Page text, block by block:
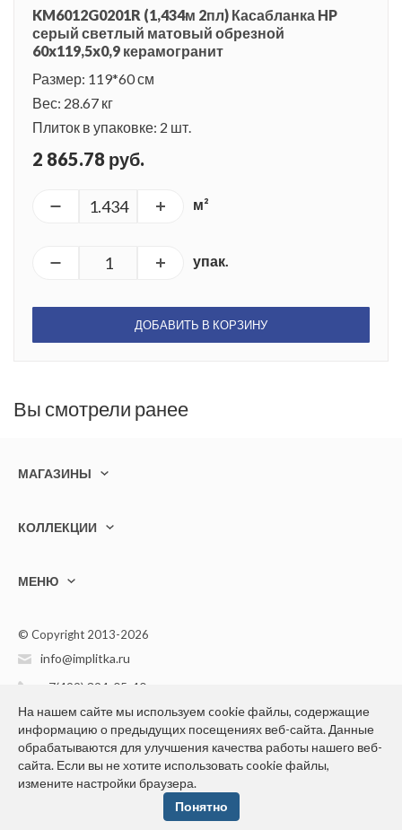
KM6012G0201R (1,434м 2пл) Касабланка HP
серый светлый матовый обрезной
60x119,5x0,9 керамогранит
Размер: 119*60 см
Вес: 28.67 кг
Плиток в упаковке: 2 шт.
2 865.78 руб.
м²
упак.
ДОБАВИТЬ В КОРЗИНУ
Вы смотрели ранее
МАГАЗИНЫ
КОЛЛЕКЦИИ
МЕНЮ
© Copyright 2013-2026
info@implitka.ru
+7(499) 394-05-40
Конфиденциальность персональной информации
На нашем сайте мы используем cookie файлы, содержащие
информацию о предыдущих посещениях веб-сайта. Данные
обрабатываются для улучшения качества работы нашего веб-
сайта. Если вы не хотите использовать cookie файлы,
измените настройки браузера.
Понятно